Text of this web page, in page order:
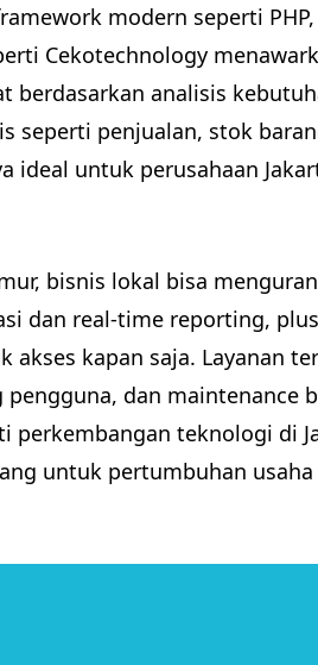
modern seperti
Cekotechnology
berdasarkan analisis
seperti penjualan, stok
ideal untuk perusahaan
bisnis lokal bisa
dan real-time reporting,
kapan saja. Layanan
dan maintenance
teknologi di
untuk pertumbuhan